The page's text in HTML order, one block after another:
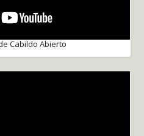
Cabildo Abierto